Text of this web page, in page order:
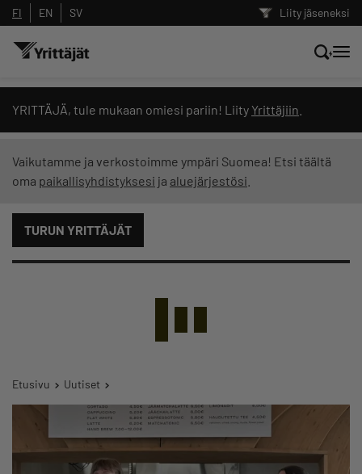
Liity jäseneksi
FI EN SV
YRITTÄJÄ, tule mukaan omiesi pariin! Liity Yrittäjiin
Vaikutamme ja verkostoimme ympäri Suomea! Etsi täältä
oma paikallisyhdistyksesi ja aluejärjestösi
TURUN YRITTÄJÄT
Etusivu Uutiset
Hae sivustolta tai kysy suoraan
Yrittäjien tekoälyltä
Suodata hakutuloksia: näytä kaikki sisältö